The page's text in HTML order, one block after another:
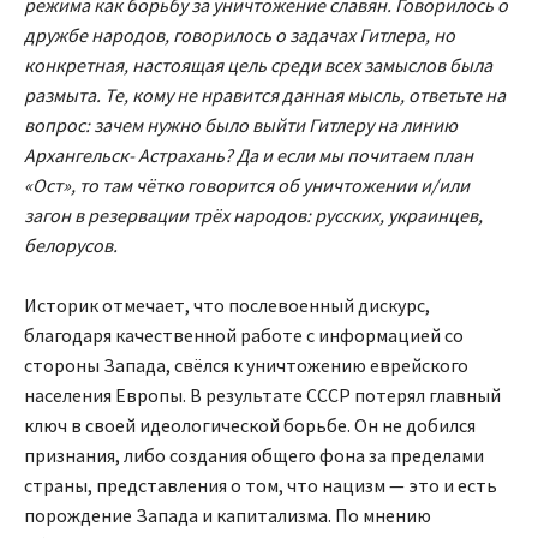
дружбе народов, говорилось о задачах Гитлера, но
конкретная, настоящая цель среди всех замыслов была
размыта. Те, кому не нравится данная мысль, ответьте на
вопрос: зачем нужно было выйти Гитлеру на линию
Архангельск- Астрахань? Да и если мы почитаем план
«Ост», то там чётко говорится об уничтожении и/или
загон в резервации трëх народов: русских, украинцев,
белорусов.
Историк отмечает, что послевоенный дискурс,
благодаря качественной работе с информацией со
стороны Запада, свëлся к уничтожению еврейского
населения Европы. В результате СССР потерял главный
ключ в своей идеологической борьбе. Он не добился
признания, либо создания общего фона за пределами
страны, представления о том, что нацизм — это и есть
порождение Запада и капитализма. По мнению